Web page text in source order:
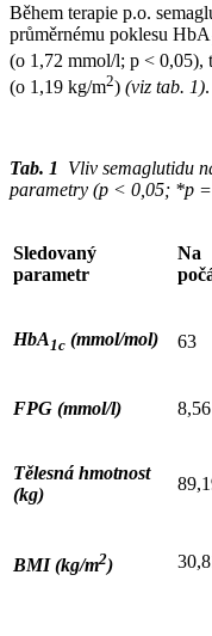
Během terapie p.o.
průměrnému poklesu HbA
(o 1,72 mmol⁠/⁠l; p < 0,05),
(o 1,19 kg⁠/⁠m2) (viz tab. 1).
Tab. 1 Vliv semaglutidu
parametry (p < 0,05; *p
Sledovaný
parametr
Na
HbA1c (mmol/mol) 63
FPG (mmol/l) 8,56
Tělesná hmotnost
(kg)
BMI (kg/m2)